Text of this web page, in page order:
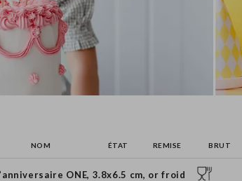
NOM ÉTAT REMISE BRUT
ONE, 3.8x6.5 cm, or froid